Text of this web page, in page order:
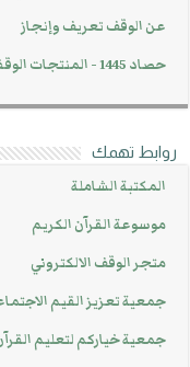
عن الوقف تعريف وإنجاز
حصاد 1445 - المنتجات الوقفية
روابط تهمك
المكتبة الشاملة
موسوعة القرآن الكريم
متجر الوقف الالكتروني
جمعية تعزيز القيم
جمعية خياركم لتعليم